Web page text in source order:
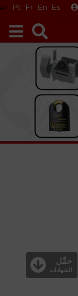
Es
En
Fr
Pt
Ar
حمِّل
الشهادات